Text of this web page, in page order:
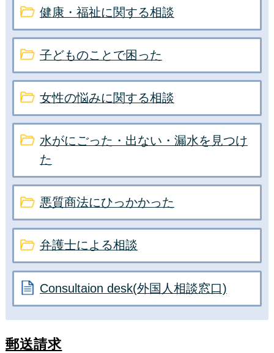
健康・福祉に関する相談
子どものことで困った
女性の悩みに関する相談
水がにごった・出ない・漏水を見つけ
た
悪質商法にひっかかった
弁護士による相談
Consultaion desk(外国人相談窓口)
郵送請求